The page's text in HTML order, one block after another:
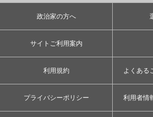
政治家の方へ
サイトご利用案内
利用規約 よくある
プライバシーポリシー 利用者情